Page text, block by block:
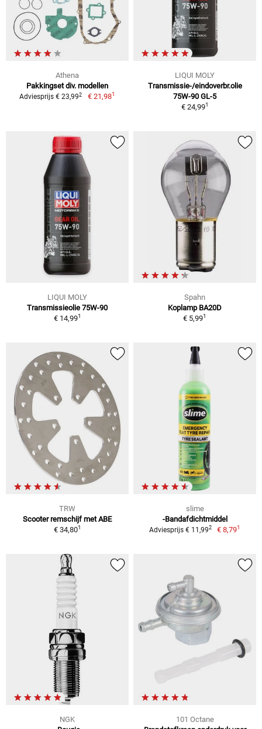
Athena
Pakkingset div. modellen
Adviesprijs € 23,992 € 21,981
LIQUI MOLY
Transmissie-/eindoverbr.olie
75W-90 GL-5
€ 24,991
LIQUI MOLY
Transmissieolie 75W-90
€ 14,991
Spahn
Koplamp BA20D
€ 5,991
TRW
Scooter remschijf met ABE
€ 34,801
slime
-Bandafdichtmiddel
Adviesprijs € 11,992 € 8,791
NGK
101 Octane